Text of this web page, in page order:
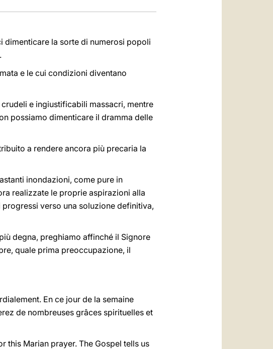
dimenticare la sorte di numerosi popoli
e le cui condizioni diventano
e ingiustificabili massacri, mentre
possiamo dimenticare il dramma delle
a rendere ancora più precaria la
inondazioni, come pure in
realizzate le proprie aspirazioni alla
verso una soluzione definitiva,
degna, preghiamo affinché il Signore
quale prima preoccupazione, il
En ce jour de la semaine
de nombreuses grâces spirituelles et
this Marian prayer. The Gospel tells us